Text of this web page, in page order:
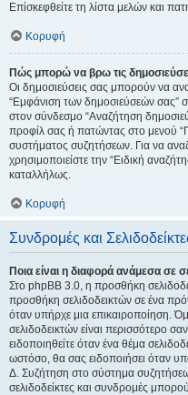
Επίσκεφθείτε τη λίστα μελών και
Κορυφή
Πώς μπορώ να βρω τις
Οι δημοσιεύσεις σας μπορούν να
“Εμφάνιση των δημοσιεύσεών σας”
στον σύνδεσμο “Αναζήτηση
προφίλ σας ή πατώντας στο μενού
συστήματος συζητήσεων. Για να
χρησιμοποιείστε την “Ειδική
καταλλήλως.
Κορυφή
Συνδρομές και
Ποια είναι η διαφορά ανάμεσα σε
Στο phpBB 3.0, η προσθήκη
προσθήκη σελιδοδεικτών σε ένα
όταν υπήρχε μια επικαιροποίηση.
σελιδοδεικτών είναι περισσότερο
ειδοποιηθείτε όταν ένα θέμα
ωστόσο, θα σας ειδοποιήσει όταν
Δ. Συζήτηση στο σύστημα
σελιδοδείκτες και συνδρομές